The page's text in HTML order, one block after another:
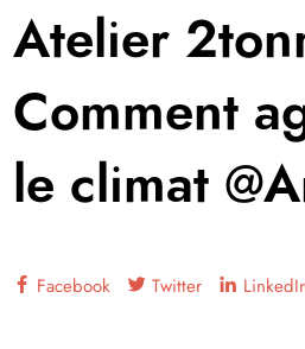
Atelier
Comment
le climat
Facebook Twitter